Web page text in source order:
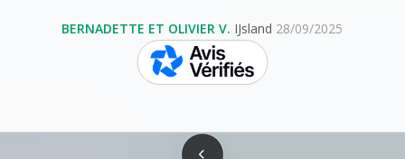
BERNADETTE ET OLIVIER V. IJsland 28/09/2025
skeepers